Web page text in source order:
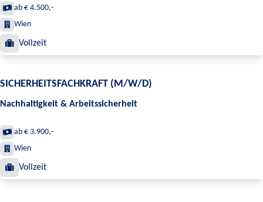
ab € 4.500,-
Wien
Vollzeit
SICHERHEITSFACHKRAFT (M/W/D)
Nachhaltigkeit & Arbeitssicherheit
ab € 3.900,-
Wien
Vollzeit